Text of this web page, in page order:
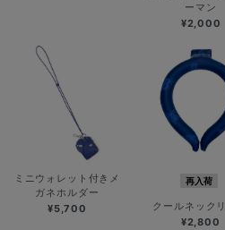
ーマン
¥2,000
ミニウォレット付きメ
ガネホルダー
¥5,700
再入荷
クールネック
¥2,800